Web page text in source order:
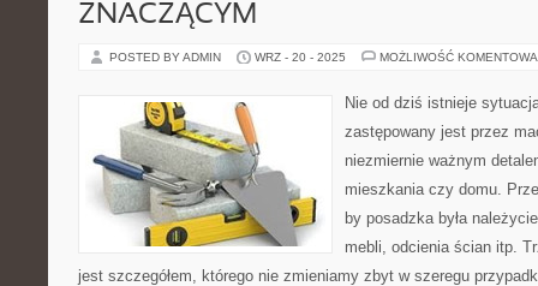
ZNACZĄCYM
POSTED BY ADMIN WRZ - 20 - 2025 MOŻLIWOŚĆ
Nie od dziś istnieje
zastępowany jest przez
niezmiernie ważnym
mieszkania czy domu.
by posadzka była
mebli, odcienia ścian itp.
jest szczegółem, którego nie zmieniamy zbyt w szeregu